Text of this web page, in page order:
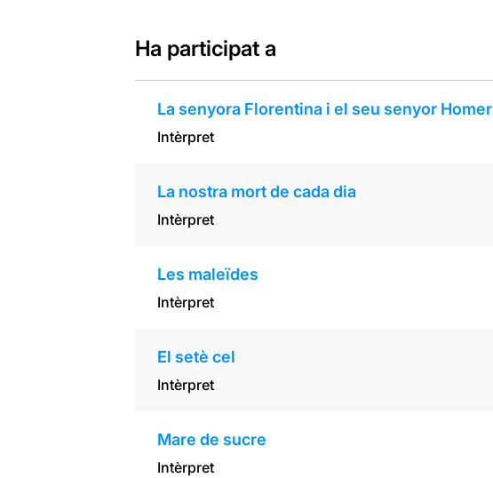
Ha participat a
La senyora Florentina i el seu senyor Homer
Intèrpret
La nostra mort de cada dia
Intèrpret
Les maleïdes
Intèrpret
El setè cel
Intèrpret
Mare de sucre
Intèrpret